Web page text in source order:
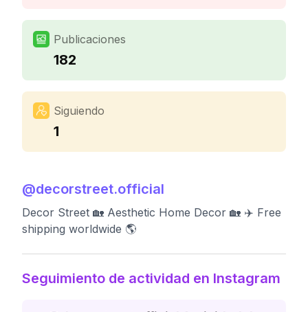
Publicaciones
182
Siguiendo
1
@decorstreet.official
Decor Street 🏡 Aesthetic Home Decor 🏡 ✈️ Free
shipping worldwide 🌎
Seguimiento de actividad en Instagram